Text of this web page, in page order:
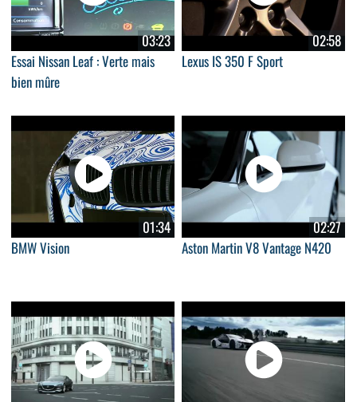
03:23
Essai Nissan Leaf : Verte mais
bien mûre
02:58
Lexus IS 350 F Sport
01:34
BMW Vision
02:27
Aston Martin V8 Vantage N420